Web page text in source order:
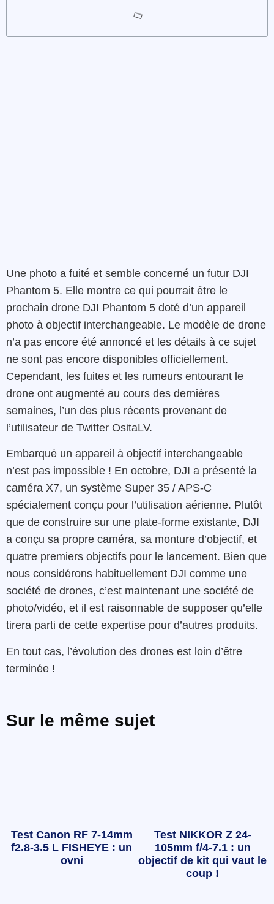
Une photo a fuité et semble concerné un futur DJI
Phantom 5. Elle montre ce qui pourrait être le
prochain drone DJI Phantom 5 doté d’un appareil
photo à objectif interchangeable. Le modèle de drone
n’a pas encore été annoncé et les détails à ce sujet
ne sont pas encore disponibles officiellement.
Cependant, les fuites et les rumeurs entourant le
drone ont augmenté au cours des dernières
semaines, l’un des plus récents provenant de
l’utilisateur de Twitter OsitaLV.
Embarqué un appareil à objectif interchangeable
n’est pas impossible ! En octobre, DJI a présenté la
caméra X7, un système Super 35 / APS-C
spécialement conçu pour l’utilisation aérienne. Plutôt
que de construire sur une plate-forme existante, DJI
a conçu sa propre caméra, sa monture d’objectif, et
quatre premiers objectifs pour le lancement. Bien que
nous considérons habituellement DJI comme une
société de drones, c’est maintenant une société de
photo/vidéo, et il est raisonnable de supposer qu’elle
tirera parti de cette expertise pour d’autres produits.
En tout cas, l’évolution des drones est loin d’être
terminée !
Sur le même sujet
Test Canon RF 7-14mm
f2.8-3.5 L FISHEYE : un
ovni
Test NIKKOR Z 24-
105mm f/4-7.1 : un
objectif de kit qui vaut le
coup !